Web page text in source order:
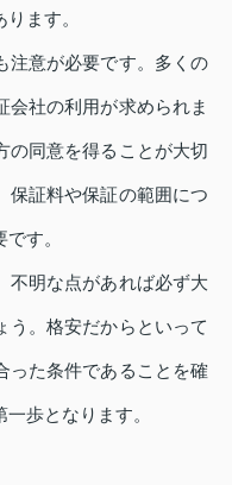
ます。
注意が必要です。多くの
会社の利用が求められま
の同意を得ることが大切
保証料や保証の範囲につ
す。
不明な点があれば必ず大
う。格安だからといって
った条件であることを確
歩となります。